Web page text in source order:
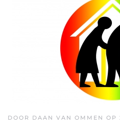
DOOR DAAN VAN OMMEN OP